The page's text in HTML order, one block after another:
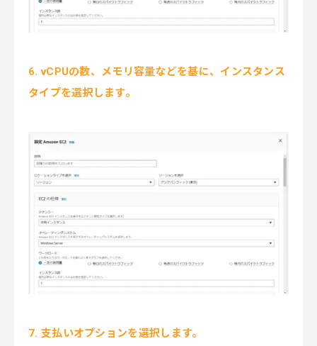
6. vCPUの数、メモリ容量などを基に、インスタンス
タイプを選択します。
7. 支払いオプションを選択します。